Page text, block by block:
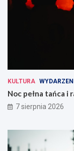
KULTURA
Noc pełna tańca i
7 sierpnia 2026